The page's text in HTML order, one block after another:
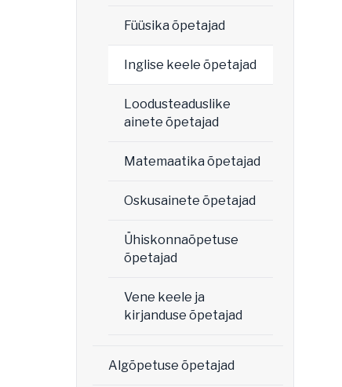
Füüsika õpetajad
Inglise keele õpetajad
Loodusteaduslike
ainete õpetajad
Matemaatika õpetajad
Oskusainete õpetajad
Ühiskonnaõpetuse
õpetajad
Vene keele ja
kirjanduse õpetajad
Algõpetuse õpetajad